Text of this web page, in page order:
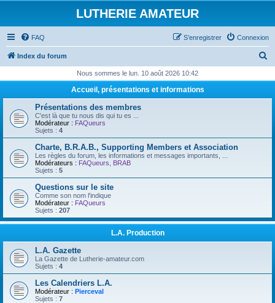
LUTHERIE AMATEUR
FAQ Connexion
S’enregistrer
Index du forum
h
Nous sommes le lun. 10 août 2026 10:42
Accueil, présentations et informations
Présentations des membres
C'est là que tu nous dis qui tu es ...
Modérateur : FAQueurs
Sujets : 4
Charte, B.R.A.B., Supporting Members et Association
Les règles du forum, les informations et messages importants, ...
Modérateurs : FAQueurs
BRAB
Sujets : 5
Questions sur le site
Comme son nom l'indique
Modérateur : FAQueurs
Sujets : 207
L.A. Production
L.A. Gazette
La Gazette de Lutherie-amateur.com
Sujets : 4
Les Calendriers L.A.
Modérateur : Pierceval
Sujets : 7